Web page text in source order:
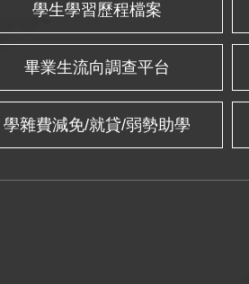
學生學習歷程檔案
畢業生流向調查平台
學雜費減免/就貸/弱勢助學